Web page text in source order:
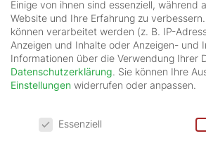
Klare, offene und harmonische
Schulthemen
Erhöhtes Selbstvertrauen und
Kinder
Einige von ihnen sind essenziell, während
Website und Ihre Erfahrung zu verbessern.
können verarbeitet werden (z. B. IP-
Anzeigen und Inhalte oder Anzeigen- und
Informationen über die Verwendung Ihrer
Datenschutzerklärung. Sie können Ihre
Einstellungen widerrufen oder anpassen.
Essenziell